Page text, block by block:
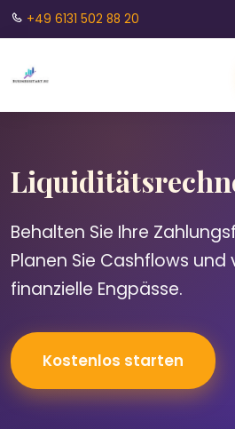
+49 6131 502 88 20
Behalten Sie Ihre
Planen Sie Cashflows und
finanzielle Engpässe.
Kostenlos starten